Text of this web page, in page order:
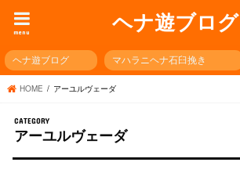
ヘナ遊ブログ
menu
ヘナ遊ブログ マハラニヘナ石臼挽き
HOME アーユルヴェーダ
アーユルヴェーダ